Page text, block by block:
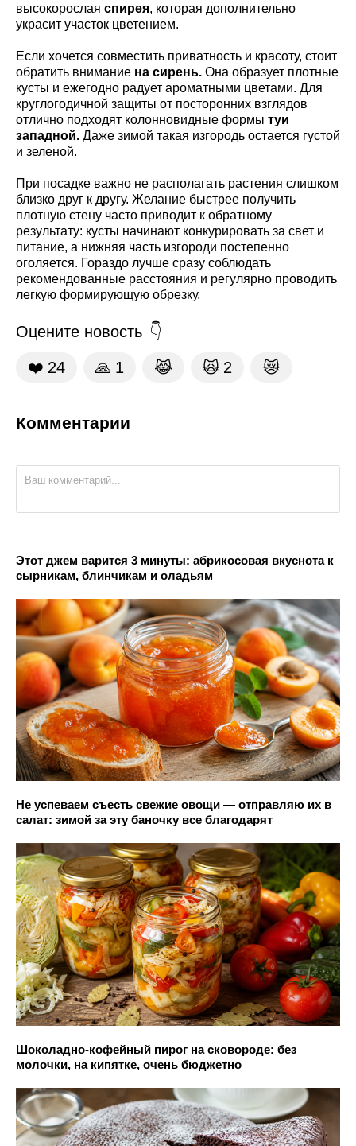
высокорослая спирея, которая дополнительно
украсит участок цветением.
Если хочется совместить приватность и красоту, стоит
обратить внимание на сирень. Она образует плотные
кусты и ежегодно радует ароматными цветами. Для
круглогодичной защиты от посторонних взглядов
отлично подходят колонновидные формы туи
западной. Даже зимой такая изгородь остается густой
и зеленой.
При посадке важно не располагать растения слишком
близко друг к другу. Желание быстрее получить
плотную стену часто приводит к обратному
результату: кусты начинают конкурировать за свет и
питание, а нижняя часть изгороди постепенно
оголяется. Гораздо лучше сразу соблюдать
рекомендованные расстояния и регулярно проводить
легкую формирующую обрезку.
Оцените новость
❤️ 24 🙏 1 😹 🙀 2 😿
Комментарии
Этот джем варится 3 минуты: абрикосовая вкуснота к
сырникам, блинчикам и оладьям
Не успеваем съесть свежие овощи — отправляю их в
салат: зимой за эту баночку все благодарят
Шоколадно-кофейный пирог на сковороде: без
молочки, на кипятке, очень бюджетно